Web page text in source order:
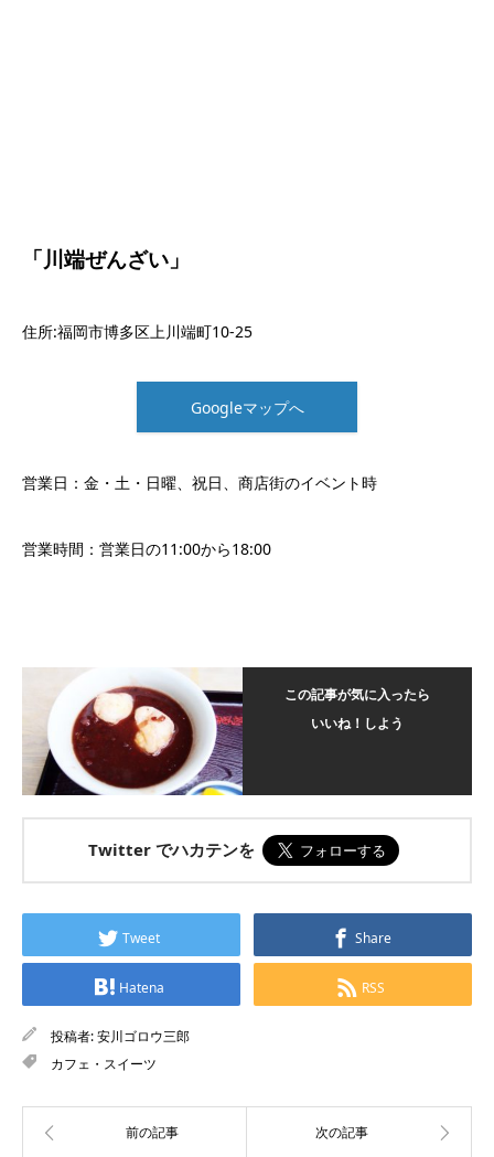
「川端ぜんざい」
住所:福岡市博多区上川端町10-25
Googleマップへ
営業日：金・土・日曜、祝日、商店街のイベント時
営業時間：営業日の11:00から18:00
この記事が気に入ったら
いいね！しよう
Twitter でハカテンを
Tweet Share
Hatena RSS
投稿者:安川ゴロウ三郎
カフェ・スイーツ